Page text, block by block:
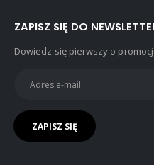
ZAPISZ SIĘ DO
Dowiedz się pierwszy o